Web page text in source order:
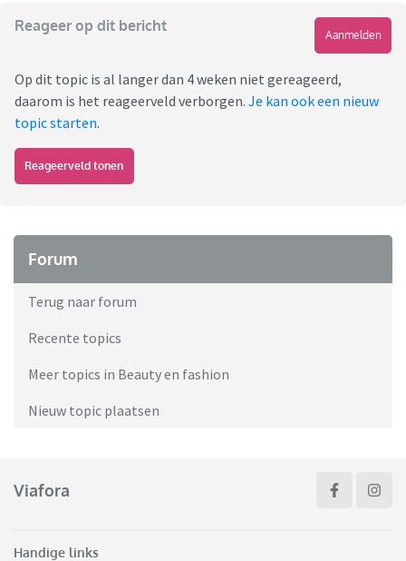
Reageer op dit bericht
Aanmelden
Op dit topic is al langer dan 4 weken niet gereageerd,
daarom is het reageerveld verborgen. Je kan ook een nieuw
topic starten.
Reageerveld tonen
Forum
Terug naar forum
Recente topics
Meer topics in Beauty en fashion
Nieuw topic plaatsen
Viafora
Handige links